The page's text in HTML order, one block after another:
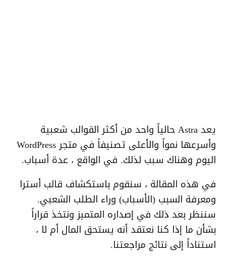
يعد Astra حالياً واحد من أكثر القوالب شعبية
وأسرعها نمواً والأعلى تصنيفاً في متجر WordPress
اليوم وهناك سبب لذلك. في الواقع ، عدة أسباب.
في هذه المقالة ، سنقوم باستكشاف قالب أسترا
ومعرفة السبب (الأسباب) وراء الطلب الشعبي.
سننظر بعد ذلك في إصداره المتميز ونتخذ قراراً
بشأن ما إذا كنا نعتقد أنه يستحق المال أم لا ،
استناداً إلى نتائج مراجعتنا.